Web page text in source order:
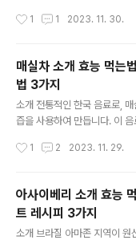
효과적입니다. 섭취 방법 일반
흑삼은 면역력을 강화하고 피
고 있어 면역 체계를 지원합니
자유 라디칼을 제거하고 세포
건강을 지킵니다. 항염증과 항
레스는 다양한 질병의 원인이
염증 효과가 있는 성분이 풍부
다. 또한, 항산화 작용을 통해
1 1 2023. 11. 30.
매실차 소개 효능 먹는
법 3가지
소개 전통적인 한국 음료로,
즙을 사용하여 만듭니다. 이
개하겠습니다. 효능 및 효과 소
풍부하여 면역력을 강화합니
로서 피로 회복에 도움을 줍니
식전이나 식후에 마시는 것이
시거나 따뜻하게 데워서 마실
1 2 2023. 11. 29.
아사이베리 소개 효능 먹는
트 레시피 3가지
소개 브라질 아마존 지역이 원